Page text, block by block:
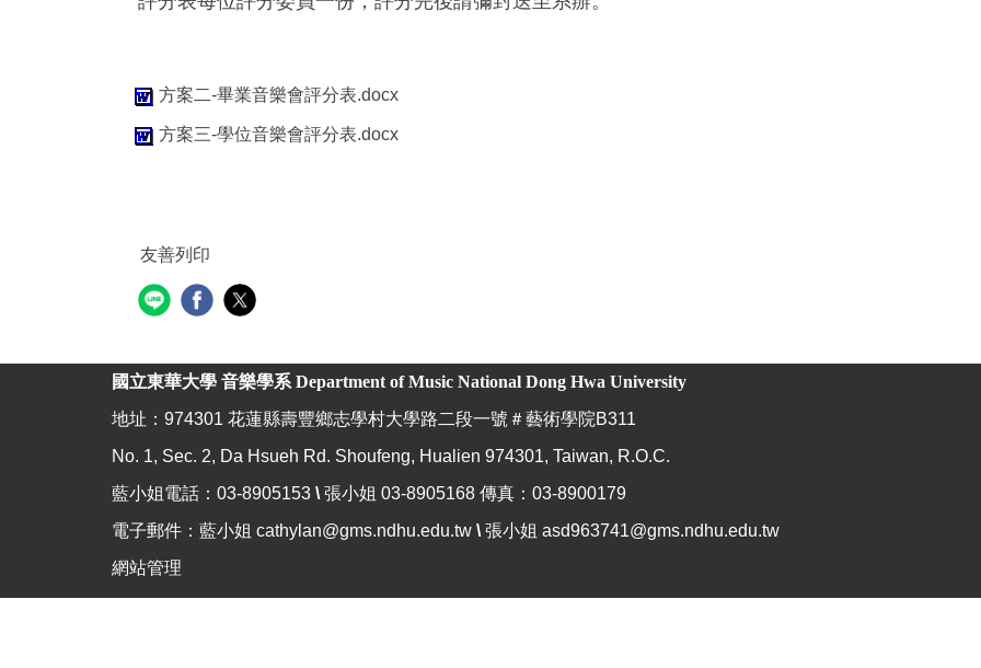
方案二-畢業音樂會評分表.docx
方案三-學位音樂會評分表.docx
友善列印
國立東華大學 音樂學系 Department of Music National Dong Hwa University
地址：974301 花蓮縣壽豐鄉志學村大學路二段一號＃藝術學院B311
No. 1, Sec. 2, Da Hsueh Rd. Shoufeng, Hualien 974301, Taiwan, R.O.C.
藍小姐電話：03-8905153 \ 張小姐 03-8905168 傳真：03-8900179
電子郵件：藍小姐 cathylan@gms.ndhu.edu.tw \ 張小姐 asd963741@gms.ndhu.edu.tw
網站管理